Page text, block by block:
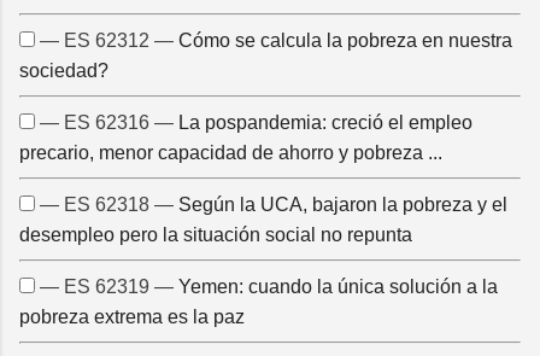
— ES 62312 — Cómo se calcula la pobreza en nuestra
sociedad?
— ES 62316 — La pospandemia: creció el empleo
precario, menor capacidad de ahorro y pobreza ...
— ES 62318 — Según la UCA, bajaron la pobreza y el
desempleo pero la situación social no repunta
— ES 62319 — Yemen: cuando la única solución a la
pobreza extrema es la paz